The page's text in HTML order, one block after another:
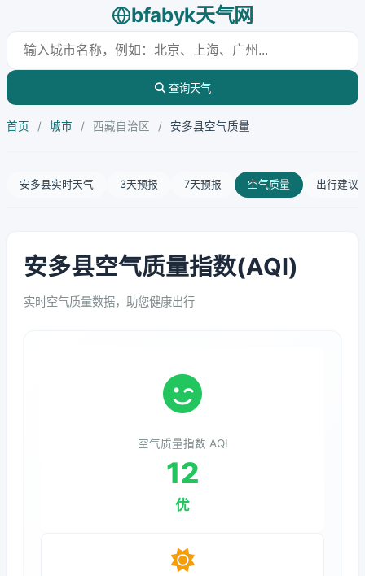
bfabyk天气网
查询天气
首页 / 城市 / 西藏自治区 / 安多县空气质量
安多县实时天气 3天预报 7天预报 空气质量 出行建议
安多县空气质量指数(AQI)
实时空气质量数据，助您健康出行
空气质量指数 AQI
12
优